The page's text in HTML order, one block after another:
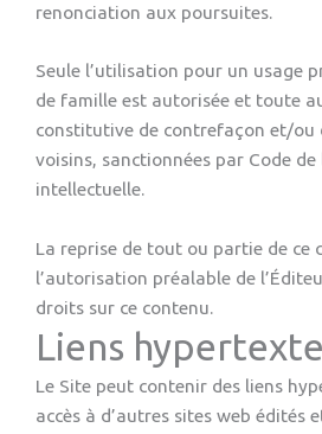
renonciation aux poursuites.
Seule l’utilisation pour un usage
de famille est autorisée et toute
constitutive de contrefaçon et/ou
voisins, sanctionnées par Code
intellectuelle.
La reprise de tout ou partie de ce
l’autorisation préalable de
droits sur ce contenu.
Liens
Le Site peut contenir des liens
accès à d’autres sites web édités